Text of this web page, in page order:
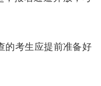
的考生应提前准备好